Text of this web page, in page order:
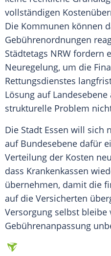
vollständigen
Die Kommunen können
Gebührenordnungen
Städtetags NRW fordern
Neuregelung, um die
Rettungsdienstes
Lösung auf
strukturelle Problem
Die Stadt Essen will sich
auf Bundesebene dafür
Verteilung der Kosten
dass Krankenkassen
übernehmen, damit die
auf die Versicherten
Versorgung selbst bleibe
Gebührenanpassung